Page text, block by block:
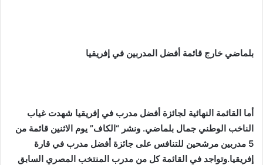
بلماضي خارج قائمة أفضل المدربين في إفريقيا
أما القائمة النهائية لجائزة أفضل مدرب في إفريقيا شهدت غياب
الناخب الوطني جمال بلماضي. ونشر “الكاف” يوم الاثنين قائمة من
5 مدربين مرشحين للتنافس على جائزة أفضل مدرب في قارة
إفريقيا.وتواجد في القائمة كل من مدرب المنتخب المصري السابق